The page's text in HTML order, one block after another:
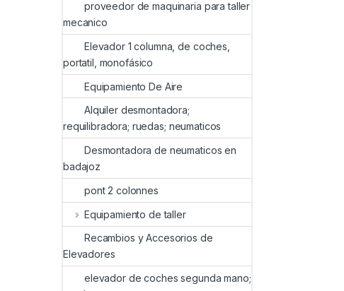
proveedor de maquinaria para taller
mecanico
Elevador 1 columna, de coches,
portatil, monofásico
Equipamiento De Aire
Alquiler desmontadora;
requilibradora; ruedas; neumaticos
Desmontadora de neumaticos en
badajoz
pont 2 colonnes
Equipamiento de taller
Recambios y Accesorios de
Elevadores
elevador de coches segunda mano;